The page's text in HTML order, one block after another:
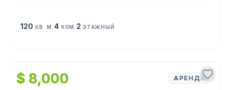
120 КВ. М. 4 КОМ. 2ЭТАЖНЫЙ
$ 8,000 АРЕНДА